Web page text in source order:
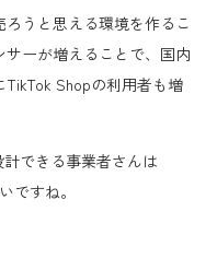
うと思える環境を作るこ
ーが増えることで、国内
Shopの利用者も増
計できる事業者さんは
ですね。